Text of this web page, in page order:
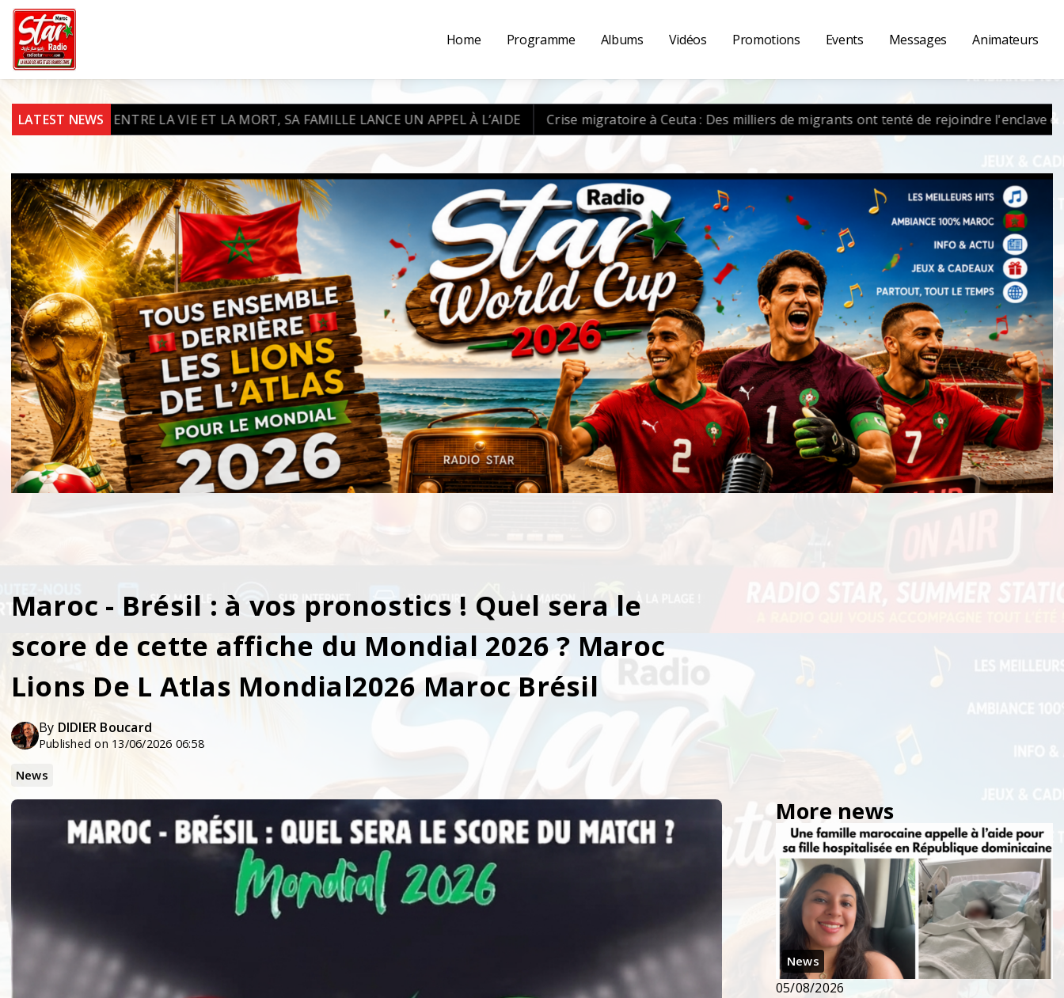
Home Programme Albums Vidéos Promotions Events Messages Animateurs
LATEST NEWS
LA VIE ET LA MORT, SA FAMILLE LANCE UN APPEL À L’AIDE Crise migratoire à Ceuta : Des milliers de migrants ont tenté de rejoindre l'enclave espagnole de Ceuta
Maroc - Brésil : à vos pronostics ! Quel sera le
score de cette affiche du Mondial 2026 ? Maroc
Lions De L Atlas Mondial2026 Maroc Brésil
By DIDIER Boucard
Published on 13/06/2026 06:58
News
More news
News
05/08/2026